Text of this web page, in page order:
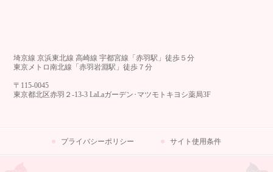
埼京線 京浜東北線 高崎線 宇都宮線「赤羽駅」徒歩５分
東京メトロ南北線「赤羽岩淵駅」徒歩７分
〒115-0045
東京都北区赤羽２-13-3 LaLaガーデン･マツモトキヨシ薬局3F
プライバシーポリシー サイト使用条件